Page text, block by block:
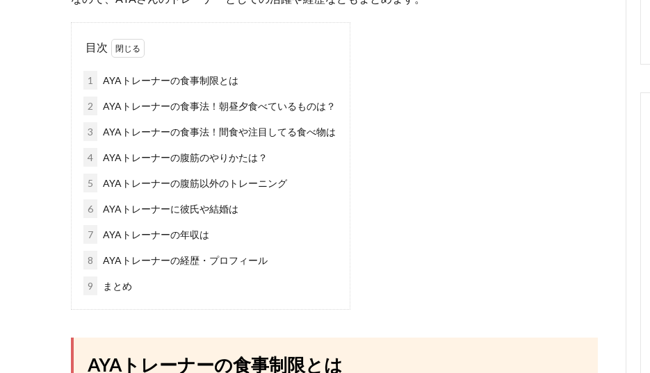
目次
1 AYAトレーナーの食事制限とは
2 AYAトレーナーの食事法！朝昼夕食べているものは？
3 AYAトレーナーの食事法！間食や注目してる食べ物は
4 AYAトレーナーの腹筋のやりかたは？
5 AYAトレーナーの腹筋以外のトレーニング
6 AYAトレーナーに彼氏や結婚は
7 AYAトレーナーの年収は
8 AYAトレーナーの経歴・プロフィール
9 まとめ
AYAトレーナーの食事制限とは